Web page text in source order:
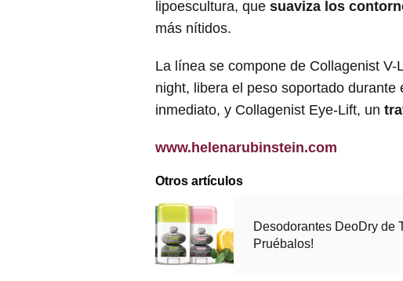
lipoescultura, que suaviza los
más nítidos.
La línea se compone de Collagenist
night, libera el peso soportado durante
inmediato, y Collagenist Eye-Lift, un
www.helenarubinstein.com
Otros artículos
Desodorantes DeoDry de
Pruébalos!